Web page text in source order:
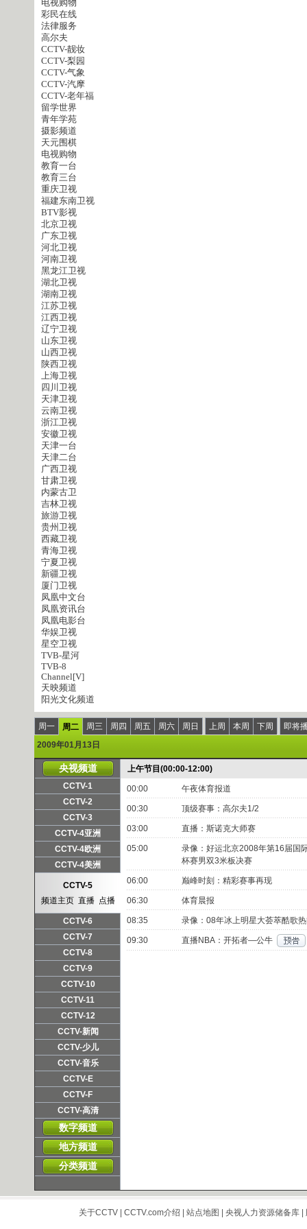
电视购物
彩民在线
法律服务
高尔夫
CCTV-靓妆
CCTV-梨园
CCTV-气象
CCTV-汽摩
CCTV-老年福
留学世界
青年学苑
摄影频道
天元围棋
电视购物
教育一台
教育三台
重庆卫视
福建东南卫视
BTV影视
北京卫视
广东卫视
河北卫视
河南卫视
黑龙江卫视
湖北卫视
湖南卫视
江苏卫视
江西卫视
辽宁卫视
山东卫视
山西卫视
陕西卫视
上海卫视
四川卫视
天津卫视
云南卫视
浙江卫视
安徽卫视
天津一台
天津二台
广西卫视
甘肃卫视
内蒙古卫
吉林卫视
旅游卫视
贵州卫视
西藏卫视
青海卫视
宁夏卫视
新疆卫视
厦门卫视
凤凰中文台
凤凰资讯台
凤凰电影台
华娱卫视
星空卫视
TVB-星河
TVB-8
Channel[V]
天映频道
阳光文化频道
周一 周二 周三 周四 周五 周六 周日 上周 本周 下周
即将
2009年01月13日
央视频道
CCTV-1
频道主页 直播
CCTV-2
频道主页 直播
CCTV-3
频道主页 直播 点播
CCTV-4亚洲
频道主页 直播 点播
CCTV-4欧洲
频道主页 直播 点播
CCTV-4美洲
CCTV-5
频道主页 直播 点播
CCTV-6
频道主页 直播
CCTV-7
频道主页 直播
CCTV-8
频道主页 直播
CCTV-9
频道主页 直播
CCTV-10
频道主页 直播
CCTV-11
频道主页 直播
CCTV-12
频道主页 直播 点播
CCTV-新闻
频道主页 直播 点播
CCTV-少儿
频道主页 直播 点播
CCTV-音乐
频道主页 直播
CCTV-E
频道主页 直播
CCTV-F
频道主页 直播 点播
CCTV-高清
频道主页 直播 点播
数字频道
地方频道
分类频道
上午节目(00:00-12:00)
00:00 午夜体育报道
00:30 顶级赛事：高尔夫1/2
03:00 直播：斯诺克大师赛
05:00
录像：好运北京2008年第16届国
杯赛男双3米板决赛
06:00 巅峰时刻：精彩赛事再现
06:30 体育晨报
08:35 录像：08年冰上明星大荟萃酷歌
09:30 直播NBA：开拓者—公牛
关于CCTV| CCTV.com介绍 | 站点地图 | 央视人力资源储备库|